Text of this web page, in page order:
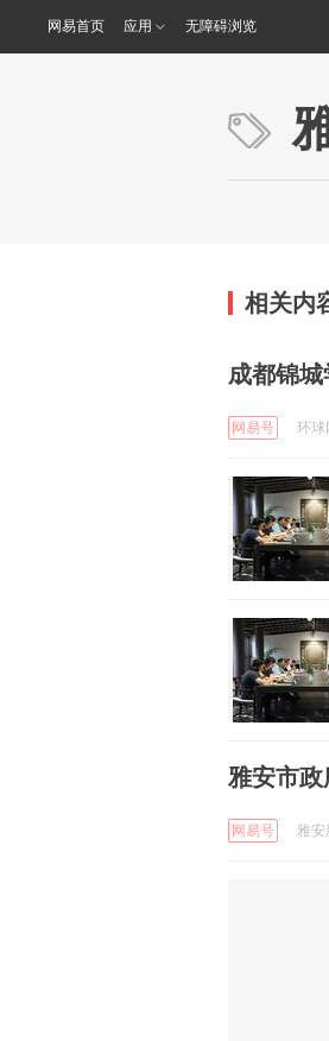
网易首页 应用 无障碍浏览
相关内
成都锦
网易号 环球
雅安市
网易号 雅安